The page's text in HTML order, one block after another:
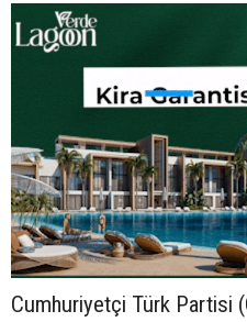
Cumhuriyetçi Türk Partisi